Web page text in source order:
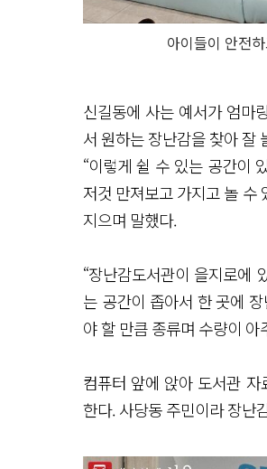
아이들이 안전
신길동에 사는 예서가 엄마
서 원하는 장난감을 찾아 잘
“이렇게 쉴 수 있는 공간이
저것 만져보고 가지고 놀 수
지으며 말했다.
“장난감도서관이 을지로에
는 공간이 좁아서 한 곳에
야 할 만큼 종류며 수량이 아
컴퓨터 앞에 앉아 도서관
한다. 사당동 주민이라 장난